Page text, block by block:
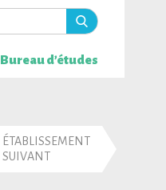
Bureau d’études
ÉTABLISSEMENT
SUIVANT